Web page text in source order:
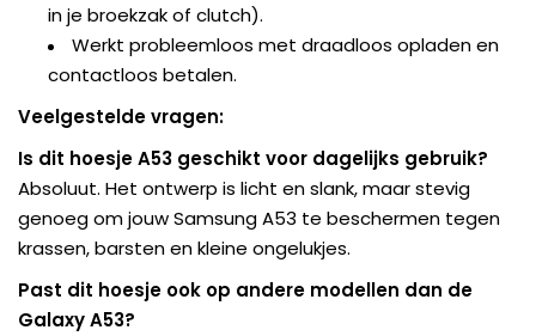
in je broekzak of clutch).
Werkt probleemloos met draadloos opladen en
contactloos betalen.
Veelgestelde vragen:
Is dit hoesje A53 geschikt voor dagelijks gebruik?
Absoluut. Het ontwerp is licht en slank, maar stevig
genoeg om jouw Samsung A53 te beschermen tegen
krassen, barsten en kleine ongelukjes.
Past dit hoesje ook op andere modellen dan de
Galaxy A53?